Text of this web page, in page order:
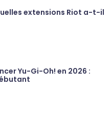
extensions Riot a-t-il
Yu-Gi-Oh! en 2026 :